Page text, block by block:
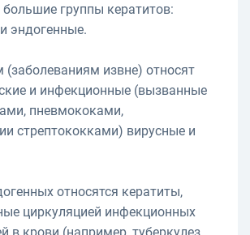
группы кератитов:
эндогенные.
(заболеваниям извне) относят
и инфекционные (вызванные
пневмококами,
стрептококками) вирусные и
относятся кератиты,
циркуляцией инфекционных
в крови (например, туберкулез,